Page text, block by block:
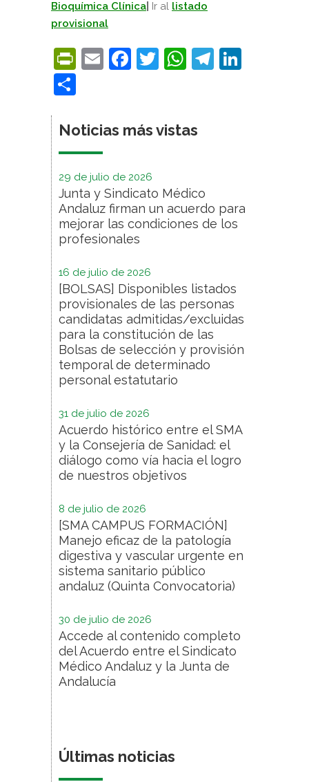
Bioquímica Clínica Ir al listado
provisional
PrintFriendly
EmailFacebook
Twitter
WhatsApp
Noticias más vistas
29 de julio de 2026
Junta y Sindicato Médico
Andaluz firman un acuerdo para
mejorar las condiciones de los
profesionales
16 de julio de 2026
[BOLSAS] Disponibles listados
provisionales de las personas
candidatas admitidas/excluidas
para la constitución de las
Bolsas de selección y provisión
temporal de determinado
personal estatutario
31 de julio de 2026
Acuerdo histórico entre el SMA
y la Consejería de Sanidad: el
diálogo como vía hacia el logro
de nuestros objetivos
8 de julio de 2026
[SMA CAMPUS FORMACIÓN]
Manejo eficaz de la patología
digestiva y vascular urgente en
sistema sanitario público
andaluz (Quinta Convocatoria)
30 de julio de 2026
Accede al contenido completo
del Acuerdo entre el Sindicato
Médico Andaluz y la Junta de
Andalucía
Últimas noticias